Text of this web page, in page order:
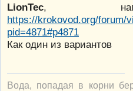
LionTec,
https://krokovod.org/forum/
pid=4871#p4871
Как один из вариантов
Вода, попадая в корни